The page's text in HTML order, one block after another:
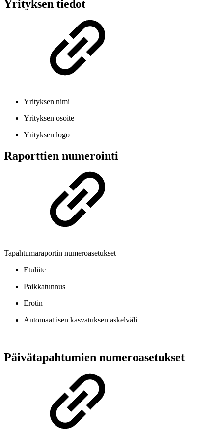
Yrityksen tiedot
Yrityksen nimi
Yrityksen osoite
Yrityksen logo
Raporttien numerointi
Tapahtumaraportin numeroasetukset
Etuliite
Paikkatunnus
Erotin
Automaattisen kasvatuksen askelväli
Päivätapahtumien numeroasetukset